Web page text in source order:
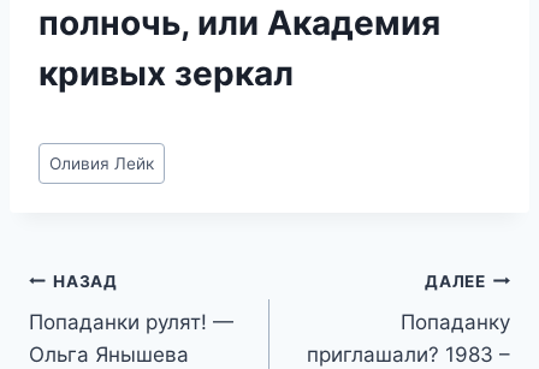
полночь, или Академия
кривых зеркал
Метки
записи:
Оливия Лейк
Навигация
по
НАЗАД
Попаданки рулят! —
Ольга Янышева
ДАЛЕЕ
Попаданку
приглашали? 1983 –